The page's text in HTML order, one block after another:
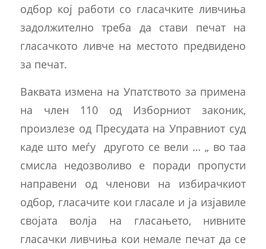
одбор кој работи со гласачките ливчиња
задолжително треба да стави печат на
гласачкото ливче на местото предвидено
за печат.
Ваквата измена на Упатството за примена
на член 110 од Изборниот законик,
произлезе од Пресудата на Управниот суд
каде што меѓу другото се вели … „ во таа
смисла недозволиво е поради пропусти
направени од членови на избирачкиот
одбор, гласачите кои гласале и ја изјавиле
својата волја на гласањето, нивните
гласачки ливчиња кои немале печат да се